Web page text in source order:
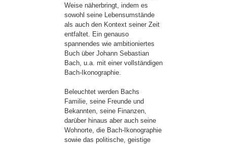
Weise näherbringt, indem es
sowohl seine Lebensumstände
als auch den Kontext seiner Zeit
entfaltet. Ein genauso
spannendes wie ambitioniertes
Buch über Johann Sebastian
Bach, u.a. mit einer vollständigen
Bach-Ikonographie.
Beleuchtet werden Bachs
Familie, seine Freunde und
Bekannten, seine Finanzen,
darüber hinaus aber auch seine
Wohnorte, die Bach-Ikonographie
sowie das politische, geistige